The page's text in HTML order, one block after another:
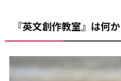
『英文創作教室』は何